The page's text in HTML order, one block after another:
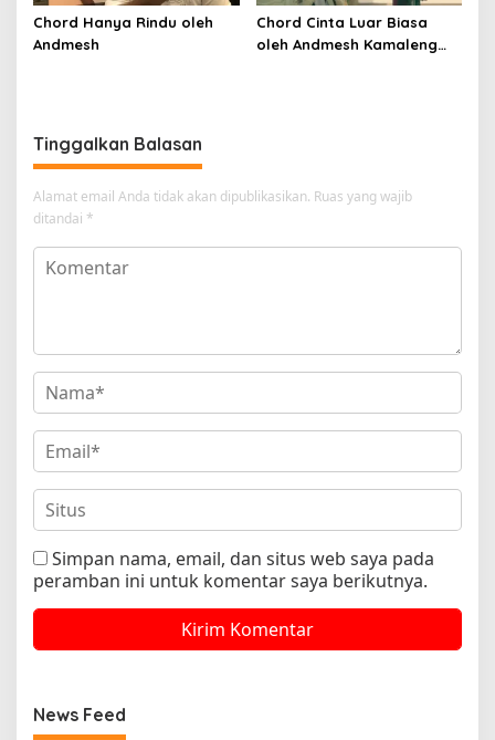
Chord Hanya Rindu oleh
Andmesh
Chord Cinta Luar Biasa
oleh Andmesh Kamaleng
Tinggalkan Balasan
Alamat email Anda tidak akan dipublikasikan. Ruas yang wajib
ditandai *
Simpan nama, email, dan situs web saya pada
peramban ini untuk komentar saya berikutnya.
News Feed